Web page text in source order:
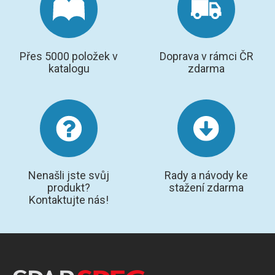
Přes 5000 položek v
katalogu
Doprava v rámci ČR
zdarma
Nenašli jste svůj
produkt?
Kontaktujte nás!
Rady a návody ke
stažení zdarma